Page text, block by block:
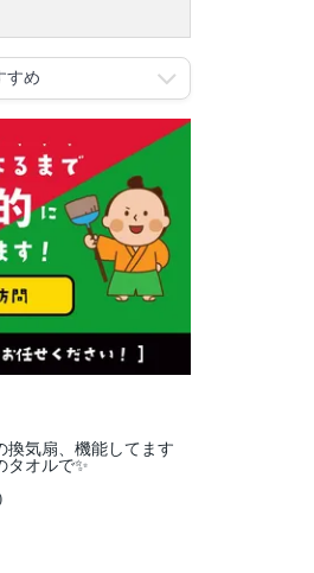
気扇、機能してます
タオルで✨